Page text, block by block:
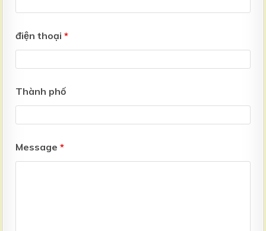
điện thoại*
Thành phố
Message*